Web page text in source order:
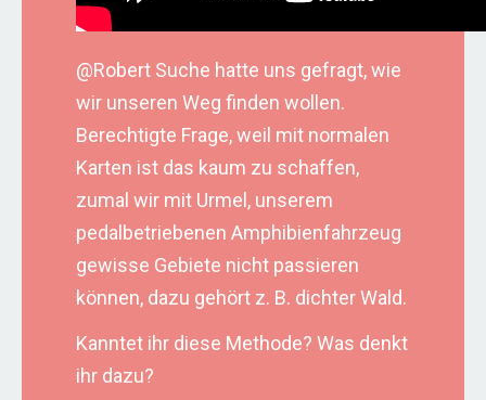
@Robert Suche hatte uns gefragt, wie
wir unseren Weg finden wollen.
Berechtigte Frage, weil mit normalen
Karten ist das kaum zu schaffen,
zumal wir mit Urmel, unserem
pedalbetriebenen Amphibienfahrzeug
gewisse Gebiete nicht passieren
können, dazu gehört z. B. dichter Wald.
Kanntet ihr diese Methode? Was denkt
ihr dazu?